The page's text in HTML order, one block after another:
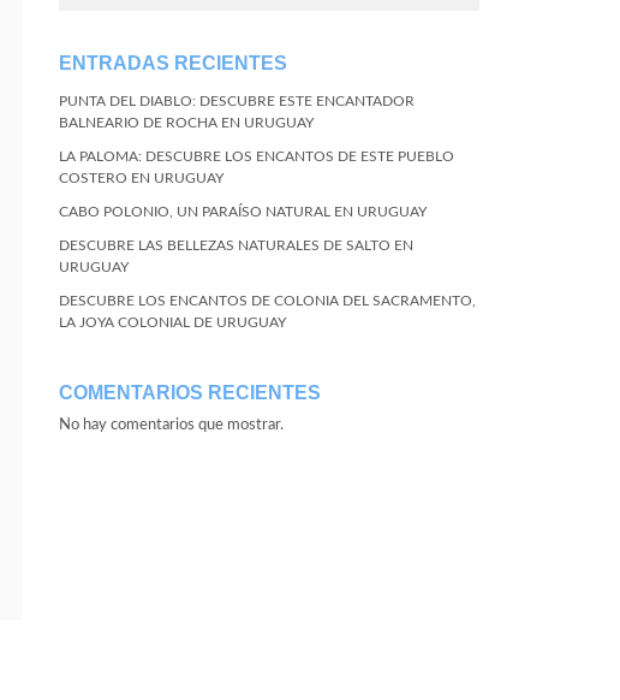
ENTRADAS RECIENTES
PUNTA DEL DIABLO: DESCUBRE ESTE ENCANTADOR
BALNEARIO DE ROCHA EN URUGUAY
LA PALOMA: DESCUBRE LOS ENCANTOS DE ESTE PUEBLO
COSTERO EN URUGUAY
CABO POLONIO, UN PARAÍSO NATURAL EN URUGUAY
DESCUBRE LAS BELLEZAS NATURALES DE SALTO EN
URUGUAY
DESCUBRE LOS ENCANTOS DE COLONIA DEL SACRAMENTO,
LA JOYA COLONIAL DE URUGUAY
COMENTARIOS RECIENTES
No hay comentarios que mostrar.